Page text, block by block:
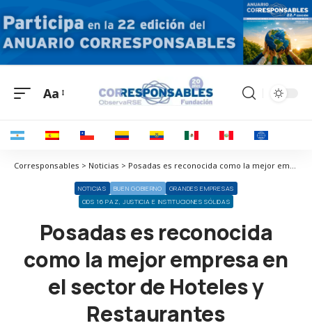
Aa
Corresponsables > Noticias > Posadas es reconocida como la mejor empresa en el sector de Hoteles y Restaurantes
NOTICIAS BUEN GOBIERNO
GRANDES EMPRESAS
ODS 16 PAZ, JUSTICIA E INSTITUCIONES SÓLIDAS
Posadas es reconocida
como la mejor empresa en
el sector de Hoteles y
Restaurantes